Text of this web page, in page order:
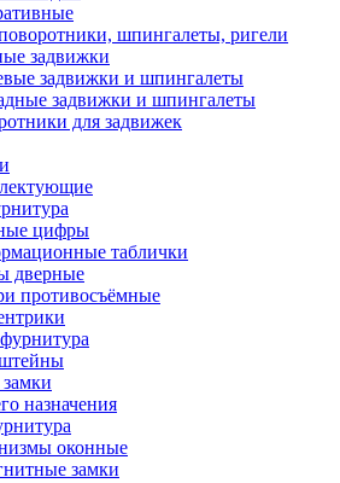
шпингалеты, ригели
задвижки
задвижки и шпингалеты
задвижки и шпингалеты
для задвижек
цифры
таблички
дверные
противосъёмные
назначения
оконные
замки